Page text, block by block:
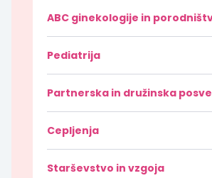
ABC ginekologije in
Pediatrija
Partnerska in družinska
Cepljenja
Starševstvo in vzgoja